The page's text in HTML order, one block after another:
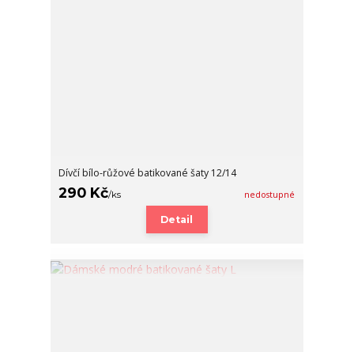
Dívčí bílo-růžové batikované šaty 12/14
290 Kč/ks nedostupné
Detail